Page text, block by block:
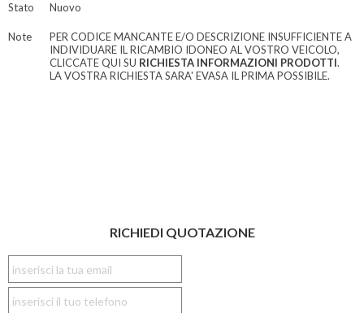
Stato Nuovo
Note
PER CODICE MANCANTE E/O DESCRIZIONE INSUFFICIENTE A
INDIVIDUARE IL RICAMBIO IDONEO AL VOSTRO VEICOLO,
CLICCATE QUI SU RICHIESTA INFORMAZIONI PRODOTTI.
LA VOSTRA RICHIESTA SARA' EVASA IL PRIMA POSSIBILE.
RICHIEDI QUOTAZIONE